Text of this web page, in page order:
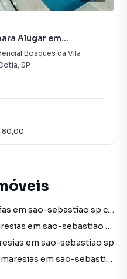
Alugar em
Bosques da Vila
, SP
80,00
Casa à venda no bairro maresias em sao-sebastiao sp com 2 vagas
Casa para alugar no bairro maresias em sao-sebastiao sp com 2 vagas
em sao-sebastiao sp
Imóveis para alugar no bairro maresias em sao-sebastiao sp